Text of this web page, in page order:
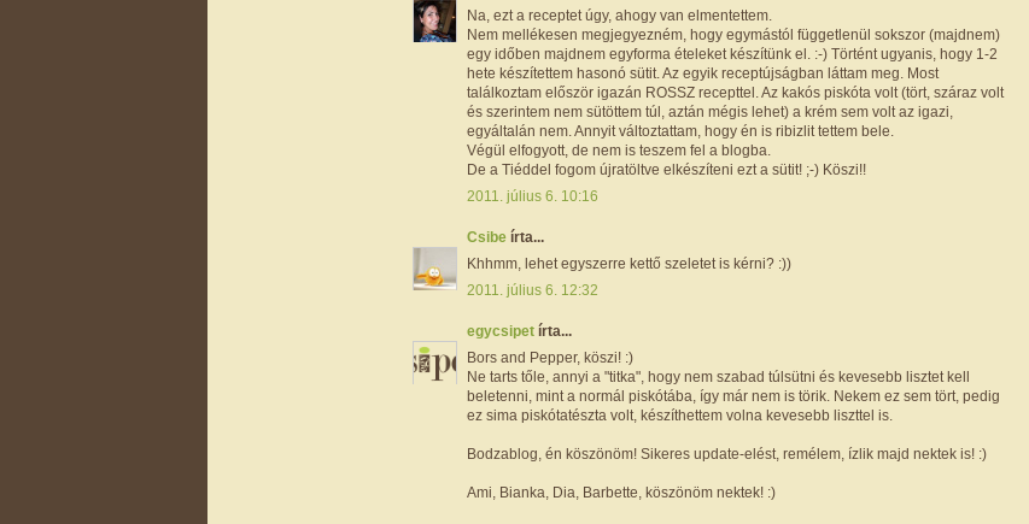
Na, ezt a receptet úgy, ahogy van elmentettem.
Nem mellékesen megjegyezném, hogy egymástól függetlenül sokszor (majdnem)
egy időben majdnem egyforma ételeket készítünk el. :-) Történt ugyanis, hogy 1-2
hete készítettem hasonó sütit. Az egyik receptújságban láttam meg. Most
találkoztam először igazán ROSSZ recepttel. Az kakós piskóta volt (tört, száraz volt
és szerintem nem sütöttem túl, aztán mégis lehet) a krém sem volt az igazi,
egyáltalán nem. Annyit változtattam, hogy én is ribizlit tettem bele.
Végül elfogyott, de nem is teszem fel a blogba.
De a Tiéddel fogom újratöltve elkészíteni ezt a sütit! ;-) Köszi!!
2011. július 6. 10:16
Csibe írta...
Khhmm, lehet egyszerre kettő szeletet is kérni? :))
2011. július 6. 12:32
egycsipet írta...
Bors and Pepper, köszi! :)
Ne tarts tőle, annyi a "titka", hogy nem szabad túlsütni és kevesebb lisztet kell
beletenni, mint a normál piskótába, így már nem is törik. Nekem ez sem tört, pedig
ez sima piskótatészta volt, készíthettem volna kevesebb liszttel is.
Bodzablog, én köszönöm! Sikeres update-elést, remélem, ízlik majd nektek is! :)
Ami, Bianka, Dia, Barbette, köszönöm nektek! :)